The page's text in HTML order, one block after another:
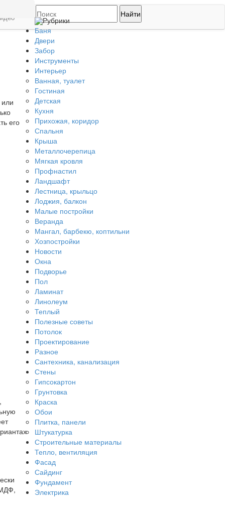
его
Рубрики
Баня
Двери
Забор
Инструменты
Интерьер
Ванная, туалет
Гостиная
Детская
Кухня
Прихожая, коридор
Спальня
Крыша
Металлочерепица
Мягкая кровля
Профнастил
Ландшафт
Лестница, крыльцо
Лоджия, балкон
Малые постройки
Веранда
Мангал, барбекю, коптильни
Хозпостройки
Новости
Окна
Подворье
Пол
Ламинат
Линолеум
Теплый
Полезные советы
Потолок
Проектирование
Разное
Сантехника, канализация
Стены
Гипсокартон
Грунтовка
Краска
Обои
Плитка, панели
Штукатурка
Строительные материалы
Тепло, вентиляция
Фасад
Сайдинг
Фундамент
Электрика